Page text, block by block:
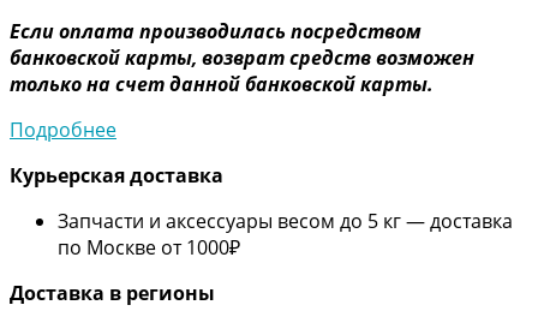
Если оплата производилась посредством
банковской карты, возврат средств возможен
только на счет данной банковской карты.
Подробнее
Курьерская доставка
Запчасти и аксессуары весом до 5 кг — доставка
по Москве от 1000₽
Доставка в регионы